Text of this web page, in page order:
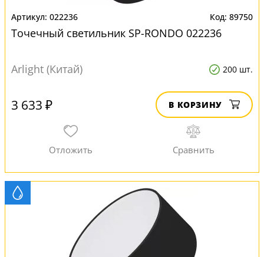
022236 89750
Точечный светильник SP-RONDO 022236
Arlight (Китай) 200 шт.
3 633 ₽ В КОРЗИНУ